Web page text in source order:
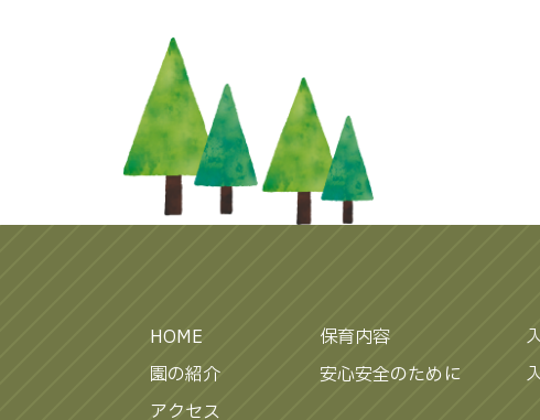
HOME
園の紹介
アクセス
保育内容
安心安全のために